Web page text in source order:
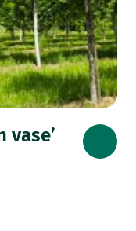
vase’